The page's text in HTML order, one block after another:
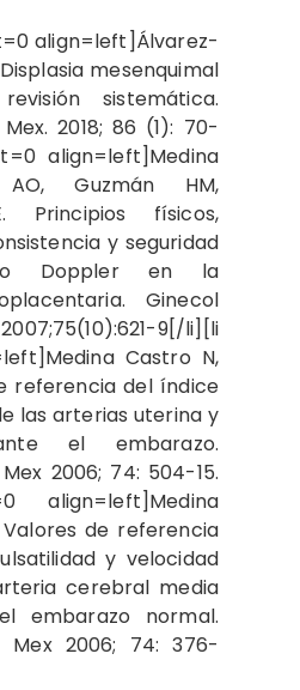
align=left]Álvarez-
mesenquimal
sistemática.
2018; 86 (1): 70-
align=left]Medina
Guzmán HM,
Principios físicos,
y seguridad
Doppler en la
Ginecol
9[/li][li
Castro N,
referencia del índice
las arterias uterina y
el embarazo.
2006; 74: 504-15.
align=left]Medina
de referencia
y velocidad
cerebral media
embarazo normal.
Mex 2006; 74: 376-